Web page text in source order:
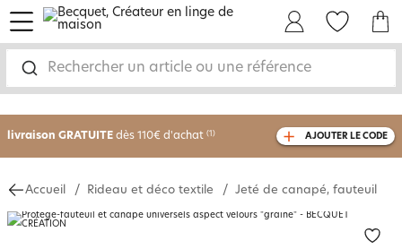
Rechercher un article ou une référence
menu
achetés
livraison GRATUITE dès 110€ d'achat (1)
AJOUTER LE CODE
Accueil Rideau et déco textile Jeté de canapé, fauteuil